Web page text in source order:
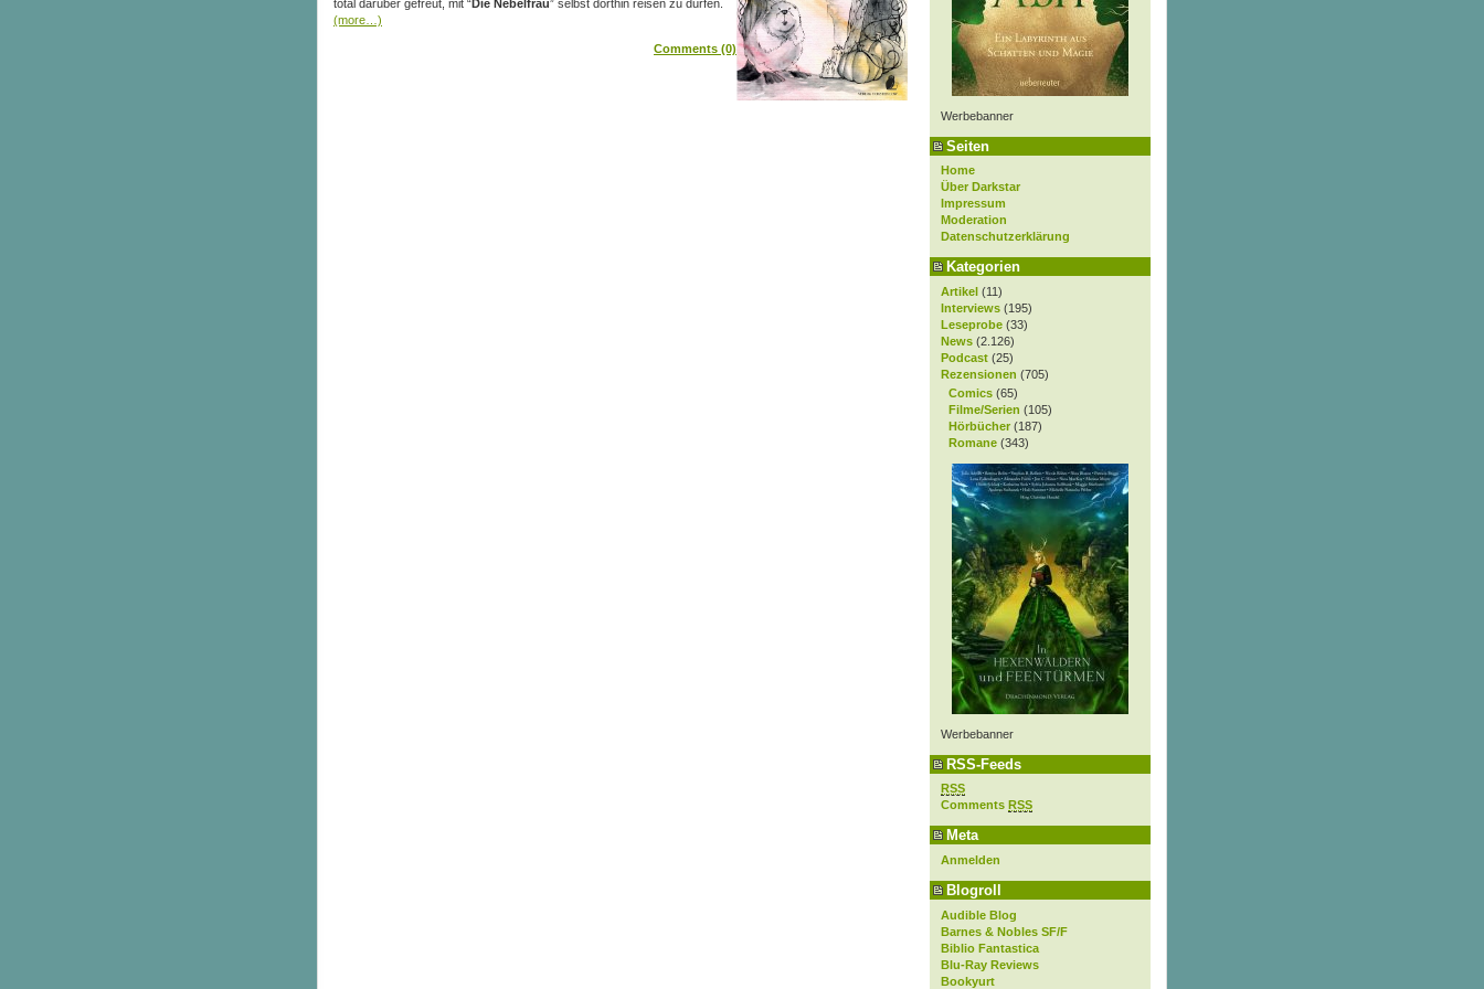
Werbebanner
Seiten
Home
Über Darkstar
Impressum
Moderation
Datenschutzerklärung
Kategorien
Artikel (11)
Interviews (195)
Leseprobe (33)
News (2.126)
Podcast (25)
Rezensionen (705)
Comics (65)
Filme/Serien (105)
Hörbücher (187)
Romane (343)
Werbebanner
RSS-Feeds
RSS
Comments RSS
Meta
Anmelden
Blogroll
Audible Blog
Barnes & Nobles SF/F
Biblio Fantastica
Blu-Ray Reviews
Bookyurt
total darüber gefreut, mit “Die Nebelfrau” selbst dorthin reisen zu dürfen.
(more…)
Comments (0)